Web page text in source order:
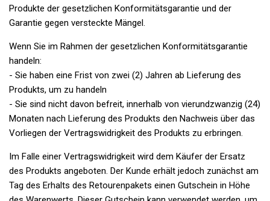
Produkte der gesetzlichen Konformitätsgarantie und der
Garantie gegen versteckte Mängel.
Wenn Sie im Rahmen der gesetzlichen Konformitätsgarantie
handeln:
- Sie haben eine Frist von zwei (2) Jahren ab Lieferung des
Produkts, um zu handeln
- Sie sind nicht davon befreit, innerhalb von vierundzwanzig (24)
Monaten nach Lieferung des Produkts den Nachweis über das
Vorliegen der Vertragswidrigkeit des Produkts zu erbringen.
Im Falle einer Vertragswidrigkeit wird dem Käufer der Ersatz
des Produkts angeboten. Der Kunde erhält jedoch zunächst am
Tag des Erhalts des Retourenpakets einen Gutschein in Höhe